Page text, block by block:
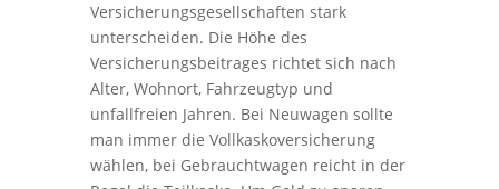
Versicherungsgesellschaften stark
unterscheiden. Die Höhe des
Versicherungsbeitrages richtet sich nach
Alter, Wohnort, Fahrzeugtyp und
unfallfreien Jahren. Bei Neuwagen sollte
man immer die Vollkaskoversicherung
wählen, bei Gebrauchtwagen reicht in der